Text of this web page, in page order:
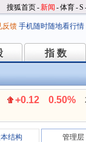
搜狐首页-新闻 -体育-S
反馈 手机随时随地看行情
指 数
指 数
+0.12 0.50%
结构 管理层